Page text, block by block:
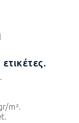
m².